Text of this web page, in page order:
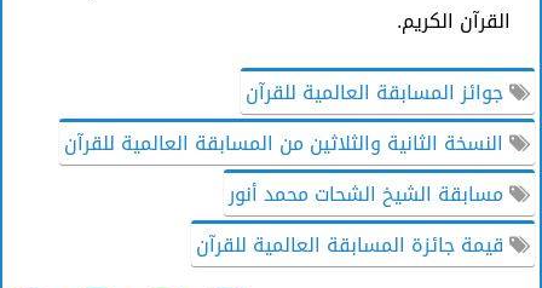
القرآن الكريم.
جوائز المسابقة العالمية للقرآن
النسخة الثانية والثلاثين من المسابقة العالمية للقرآن
مسابقة الشيخ الشحات محمد أنور
قيمة جائزة المسابقة العالمية للقرآن